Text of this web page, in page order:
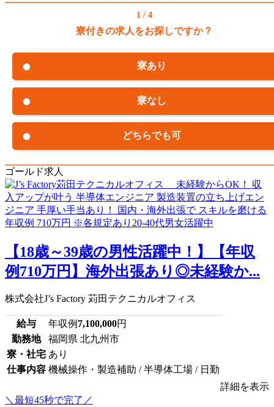
1 / 4
寮付きの求人をお探しですか？
寮あり
寮なし
どちらでも可
ゴールド求人
【18歳～39歳の男性活躍中！】【年収
例710万円】海外出張あり◎未経験か...
株式会社J’s Factory 苅田テクニカルオフィス
給与 年収例 7,100,000円
勤務地
福岡県 北九州市
寮・社宅 あり
仕事内容 機械操作・製造補助 / 半導体工場 / 日勤
詳細を表示
＼最短45秒で完了／